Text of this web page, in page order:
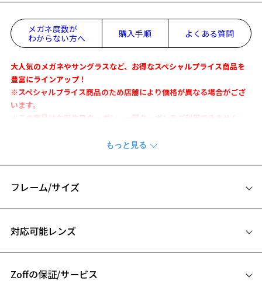
お気に入りに追加済です。
メガネ度数が
わからない方へ
購入手順 よくある質問
大人気のメガネやサングラスなど、お得なスペシャルプライス商品を
豊富にラインアップ！
※スペシャルプライス商品のため店舗により価格が異なる場合がござ
います。
※この商品はお誕生日クーポン、一部クーポンをご利用できません。
目元に色気を添える、大人の男性のためのコレクション「BLACK STYL
クラシックベースでありながらもスタイリッシュなフォルムで、男ら
しさを意識したコレクションです。
大ぶりのウェリントンシェイプは、重厚感があり、かけるだけで目元
さらに、テンプルの途中にある本コレクションを象徴する2本線のメタ
※柄や色味の出方に個体差があり、画像と異なる場合がございます。
フレーム/サイズ
B ブリッジ(鼻部分)の横幅：19mm
対応可能レンズ
Zoffの保証/サービス